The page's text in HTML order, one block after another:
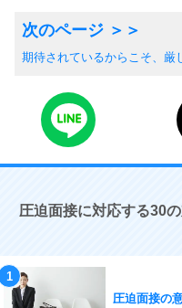
期待されているからこそ、厳
圧迫面接に対応する30
圧迫面接の